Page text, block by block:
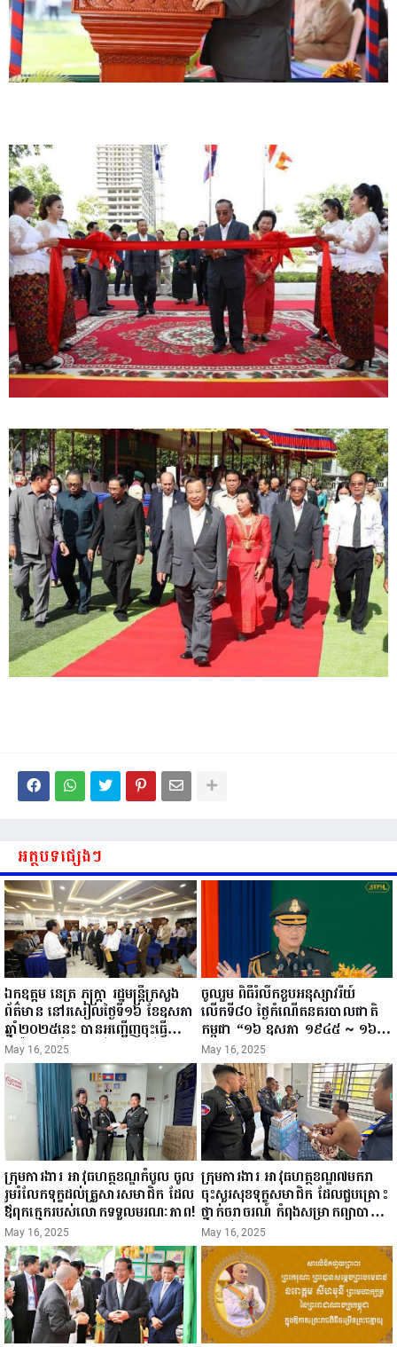
អត្ថបទផ្សេងៗ
ឯកឧត្តម នេត្រ ភក្ត្រា រដ្ឋមន្ត្រីក្រសួង
ព័ត៌មាន នៅរសៀលថ្ងៃទី១៦ ខែឧសភា
ឆ្នាំ២០២៥នេះ បានអញ្ជើញចុះធ្វើ
ជំរឿនថ្នាក់ដឹកនាំមន្ត្រីរាជការស៉ីវិល នៃ
ក្រសួងព័ត៌មាន...
May 16, 2025
ចូលរួម ពិធីរំលឹកខួបអនុស្សាវរីយ៍
លើកទី៨០ ថ្ងៃកំណើតនគរបាលជាតិ
កម្ពុជា “១៦ ឧសភា ១៩៤៥ ~ ១៦
ឧសភា ២០២៥”...
May 16, 2025
ក្រុមការងារ អាវុធហត្ថខណ្ឌកំបូល ចូល
រួមរំលែកទុក្ខដល់គ្រួសារសមាជិក ដែល
ឪពុកក្មេករបស់លោកទទួលមរណៈភាព!
May 16, 2025
ក្រុមការងារ អាវុធហត្ថខណ្ឌ៧មករា
ចុះសួរសុខទុក្ខសមាជិក ដែលជួបគ្រោះ
ថ្នាក់ចរាចរណ៍ កំពុងសម្រាកព្យាបាល
នៅមន្ទីរពេទ្យ!
May 16, 2025